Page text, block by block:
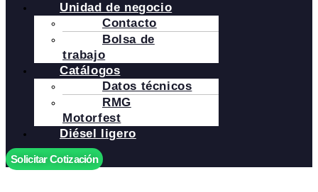
Unidad de negocio
Contacto
Bolsa de
trabajo
Catálogos
Datos técnicos
RMG
Motorfest
Diésel ligero
Solicitar Cotización